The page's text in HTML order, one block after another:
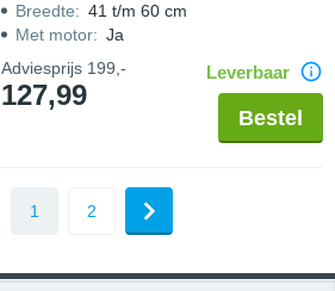
Breedte: 41 t/m 60 cm
Met motor: Ja
Adviesprijs 199,-
127,99
Leverbaar
Bestel
1 2